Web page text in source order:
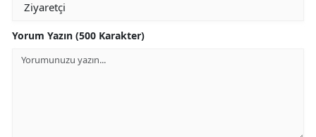
Yorum Yazın (500 Karakter)